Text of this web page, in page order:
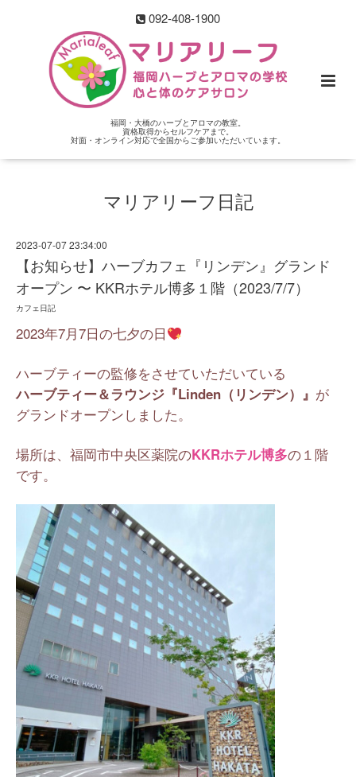
092-408-1900
福岡・大橋のハーブとアロマの教室。
資格取得からセルフケアまで。
対面・オンライン対応で全国からご参加いただいています。
マリアリーフ日記
2023-07-07 23:34:00
【お知らせ】ハーブカフェ『リンデン』グランド
オープン 〜 KKRホテル博多１階（2023/7/7）
カフェ日記
2023年7月7日の七夕の日
ハーブティーの監修をさせていただいている
ハーブティー＆ラウンジ『Linden（リンデン）』 が
グランドオープンしました。
場所は、福岡市中央区薬院のKKRホテル博多の１階
です。